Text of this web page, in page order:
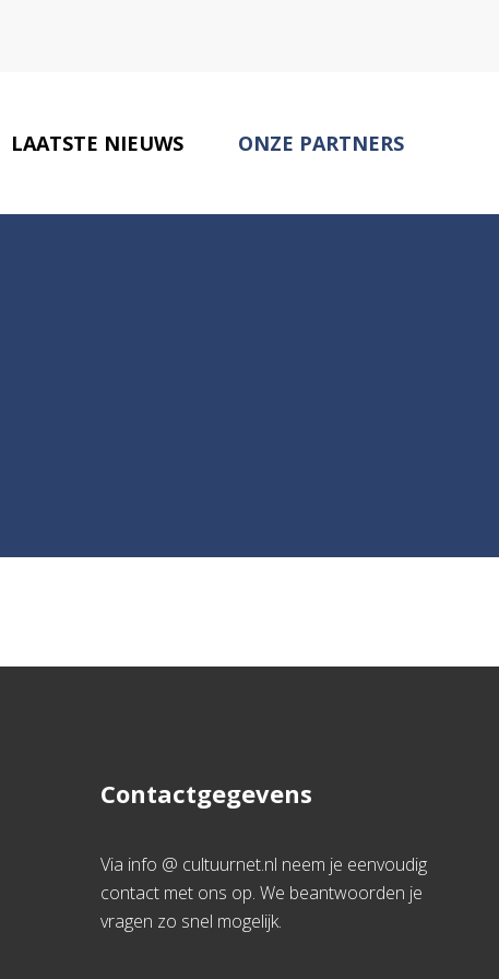
LAATSTE NIEUWS ONZE PARTNERS
Contactgegevens
Via info @ cultuurnet.nl neem je eenvoudig
contact met ons op. We beantwoorden je
vragen zo snel mogelijk.